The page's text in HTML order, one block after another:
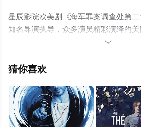
星辰影院欧美剧《海军罪案调查处第
知名导演执导，众多演员精彩演绎的
费观看高清无删减完整版电视剧全集就
解。

猜你喜欢